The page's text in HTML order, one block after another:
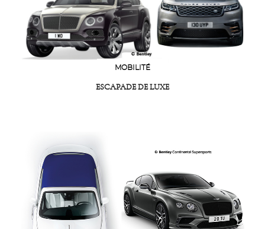
MOBILITÉ
ESCAPADE DE LUXE